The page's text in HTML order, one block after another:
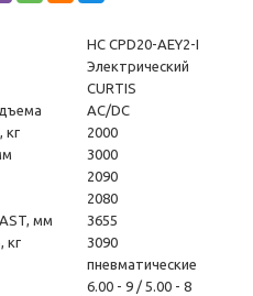
HC CPD20-AEY2-I
Электрический
CURTIS
AC/DC
кг
2000
3000
2090
2080
мм
3655
кг
3090
пневматические
6.00 - 9 / 5.00 - 8